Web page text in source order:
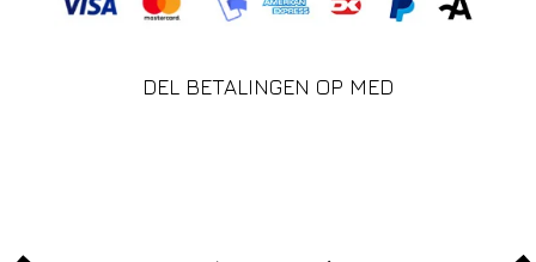
DEL BETALINGEN OP MED